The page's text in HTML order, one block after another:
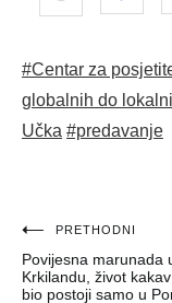
#Centar za
globalnih do
Učka #predavanje
objava
PRETHODNI
Povijesna marunada
Krkilandu, život
bio postoji samo u